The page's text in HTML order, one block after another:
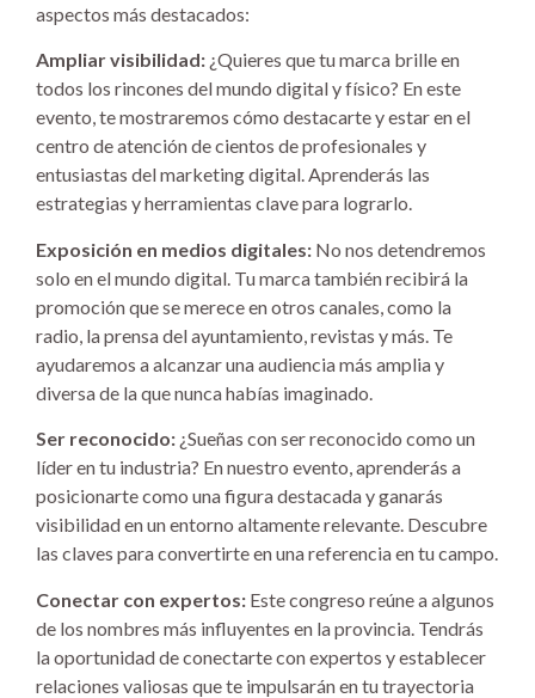
aspectos más destacados:
Ampliar visibilidad: ¿Quieres que tu marca brille en
todos los rincones del mundo digital y físico? En este
evento, te mostraremos cómo destacarte y estar en el
centro de atención de cientos de profesionales y
entusiastas del marketing digital. Aprenderás las
estrategias y herramientas clave para lograrlo.
Exposición en medios digitales: No nos detendremos
solo en el mundo digital. Tu marca también recibirá la
promoción que se merece en otros canales, como la
radio, la prensa del ayuntamiento, revistas y más. Te
ayudaremos a alcanzar una audiencia más amplia y
diversa de la que nunca habías imaginado.
Ser reconocido: ¿Sueñas con ser reconocido como un
líder en tu industria? En nuestro evento, aprenderás a
posicionarte como una figura destacada y ganarás
visibilidad en un entorno altamente relevante. Descubre
las claves para convertirte en una referencia en tu campo.
Conectar con expertos: Este congreso reúne a algunos
de los nombres más influyentes en la provincia. Tendrás
la oportunidad de conectarte con expertos y establecer
relaciones valiosas que te impulsarán en tu trayectoria